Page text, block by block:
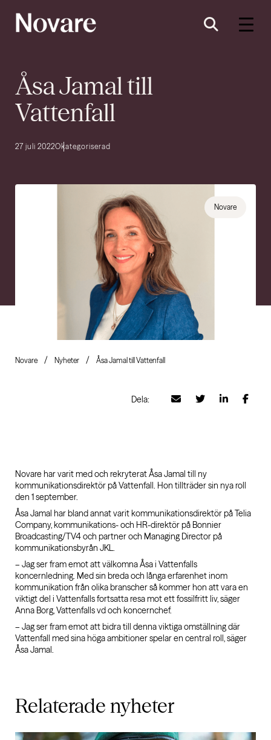
Åsa Jamal till
Vattenfall
27 juli 2022Okategoriserad
Novare
Novare Nyheter Åsa Jamal till Vattenfall
Dela:
Novare har varit med och rekryterat Åsa Jamal till ny
kommunikationsdirektör på Vattenfall. Hon tillträder sin nya roll
den 1 september.
Åsa Jamal har bland annat varit kommunikationsdirektör på Telia
Company, kommunikations- och HR-direktör på Bonnier
Broadcasting/TV4 och partner och Managing Director på
kommunikationsbyrån JKL.
– Jag ser fram emot att välkomna Åsa i Vattenfalls
koncernledning. Med sin breda och långa erfarenhet inom
kommunikation från olika branscher så kommer hon att vara en
viktigt del i Vattenfalls fortsatta resa mot ett fossilfritt liv, säger
Anna Borg, Vattenfalls vd och koncernchef.
– Jag ser fram emot att bidra till denna viktiga omställning där
Vattenfall med sina höga ambitioner spelar en central roll, säger
Åsa Jamal.
Relaterade nyheter